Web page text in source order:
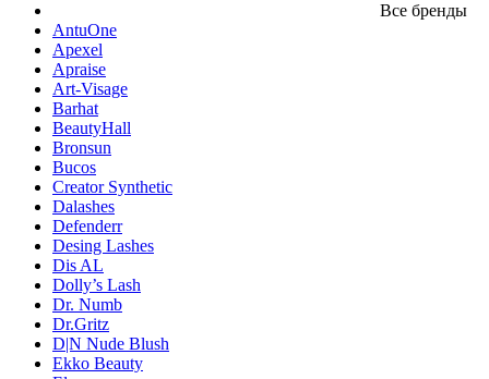
Все бренды
AntuOne
Apexel
Apraise
Art-Visage
Barhat
BeautyHall
Bronsun
Bucos
Creator Synthetic
Dalashes
Defenderr
Desing Lashes
Dis AL
Dolly’s Lash
Dr. Numb
Dr.Gritz
D|N Nude Blush
Ekko Beauty